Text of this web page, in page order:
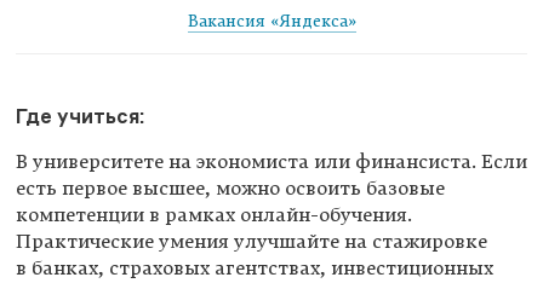
Вакансия «Яндекса»
Где учиться:
В университете на экономиста или финансиста. Если
есть первое высшее, можно освоить базовые
компетенции в рамках онлайн-обучения.
Практические умения улучшайте на стажировке
в банках, страховых агентствах, инвестиционных